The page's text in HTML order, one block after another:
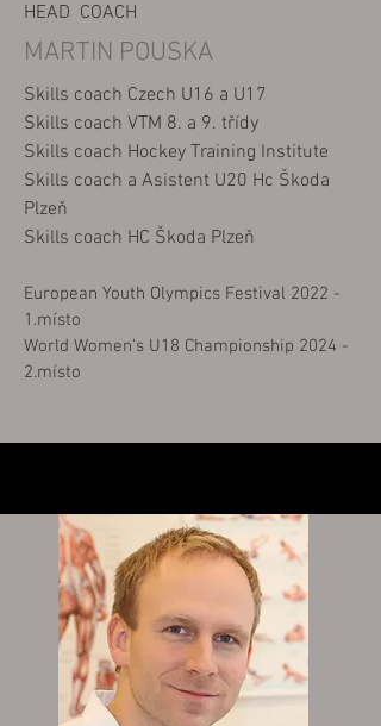
HEAD COACH
MARTIN POUSKA
Skills coach Czech U16 a U17
Skills coach VTM 8. a 9. třídy
Skills coach Hockey Training Institute
Skills coach a Asistent U20 Hc Škoda
Plzeň
Skills coach HC Škoda Plzeň
European Youth Olympics Festival 2022 -
1.místo
World Women's U18 Championship 2024 -
2.místo